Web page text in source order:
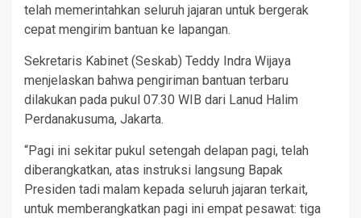
telah memerintahkan seluruh jajaran untuk bergerak
cepat mengirim bantuan ke lapangan.
Sekretaris Kabinet (Seskab) Teddy Indra Wijaya
menjelaskan bahwa pengiriman bantuan terbaru
dilakukan pada pukul 07.30 WIB dari Lanud Halim
Perdanakusuma, Jakarta.
“Pagi ini sekitar pukul setengah delapan pagi, telah
diberangkatkan, atas instruksi langsung Bapak
Presiden tadi malam kepada seluruh jajaran terkait,
untuk memberangkatkan pagi ini empat pesawat: tiga